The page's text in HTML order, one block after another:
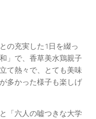
の充実した1日を綴っ
」で、香草美水鶏親子
て熱々で、とても美味
多かった様子も楽しげ
「六人の嘘つきな大学